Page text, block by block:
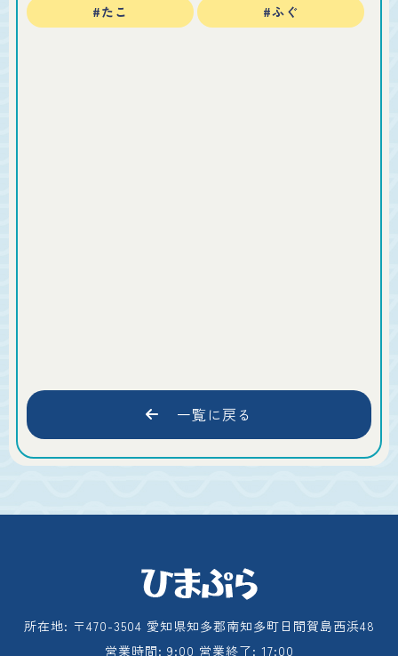
#たこ #ふぐ
一覧に戻る
所在地: 〒470-3504 愛知県知多郡南知多町日間賀島西浜48
営業時間: 9:00 営業終了: 17:00